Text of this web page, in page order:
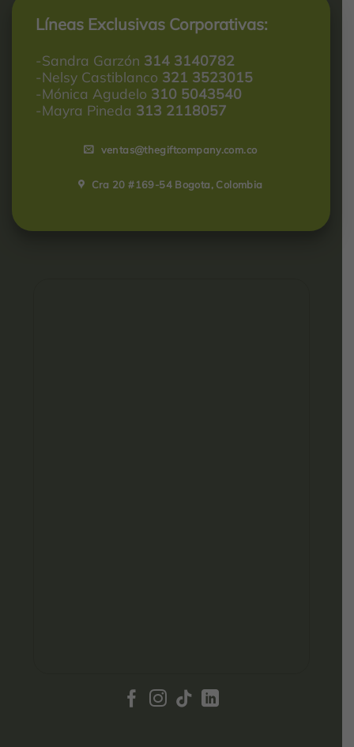
Líneas Exclusivas Corporativas:
-Sandra Garzón 314 3140782
-Nelsy Castiblanco 321 3523015
-Mónica Agudelo 310 5043540
-Mayra Pineda 313 2118057
ventas@thegiftcompany.com.co
Cra 20 #169-54 Bogota, Colombia